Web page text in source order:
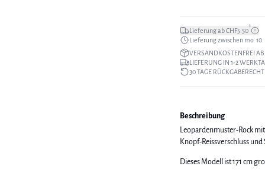
Lieferung ab CHF5.50*
Lieferung zwischen mo. 10.
VERSANDKOSTENFREI AB
LIEFERUNG IN 1-2
30 TAGE RÜCKGABERECHT
Beschreibung
Leopardenmuster-Rock
Knopf-Reissverschluss und
Dieses Modell ist 171 cm